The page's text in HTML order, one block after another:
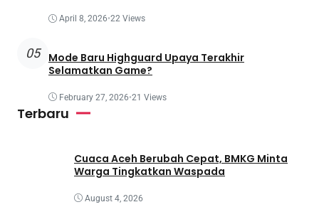
April 8, 2026•22 Views
05
Mode Baru Highguard Upaya Terakhir
Selamatkan Game?
February 27, 2026•21 Views
Terbaru
Cuaca Aceh Berubah Cepat, BMKG Minta
Warga Tingkatkan Waspada
August 4, 2026